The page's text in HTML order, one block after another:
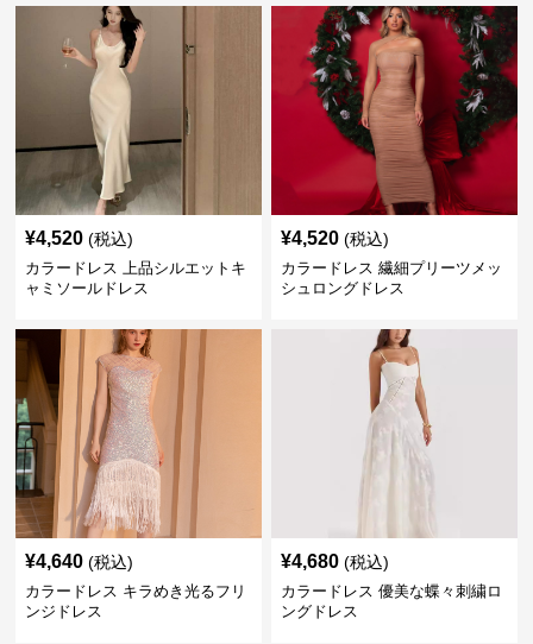
¥4,520 (税込)
カラードレス 上品シルエットキ
ャミソールドレス
¥4,520 (税込)
カラードレス 繊細プリーツメッ
シュロングドレス
¥4,640 (税込)
カラードレス キラめき光るフリ
ンジドレス
¥4,680 (税込)
カラードレス 優美な蝶々刺繍ロ
ングドレス